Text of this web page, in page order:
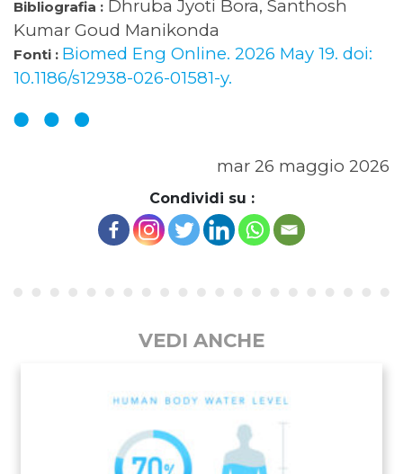
Bibliografia : Dhruba Jyoti Bora, Santhosh
Kumar Goud Manikonda
Fonti : Biomed Eng Online. 2026 May 19. doi:
10.1186/s12938-026-01581-y.
mar 26 maggio 2026
Condividi su :
VEDI ANCHE